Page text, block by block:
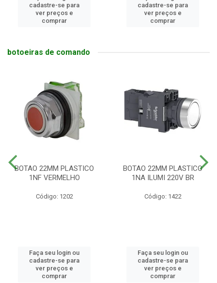
cadastre-se para
ver preços e
comprar
cadastre-se para
ver preços e
comprar
botoeiras de comando
BOTAO 22MM PLASTICO
1NF VERMELHO
Código: 1202
Faça seu login ou
cadastre-se para
ver preços e
comprar
BOTAO 22MM PLASTICO
1NA ILUMI 220V BR
Código: 1422
Faça seu login ou
cadastre-se para
ver preços e
comprar